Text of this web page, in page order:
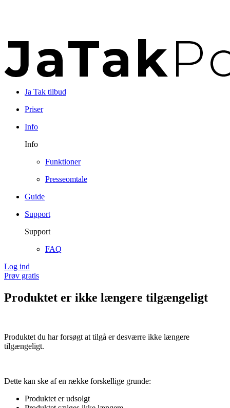
Ja Tak tilbud
Priser
Info
Info
Funktioner
Presseomtale
Guide
Support
Support
FAQ
Log ind
Prøv gratis
Produktet er ikke længere tilgængeligt
Produktet du har forsøgt at tilgå er desværre ikke længere
tilgængeligt.
Dette kan ske af en række forskellige grunde:
Produktet er udsolgt